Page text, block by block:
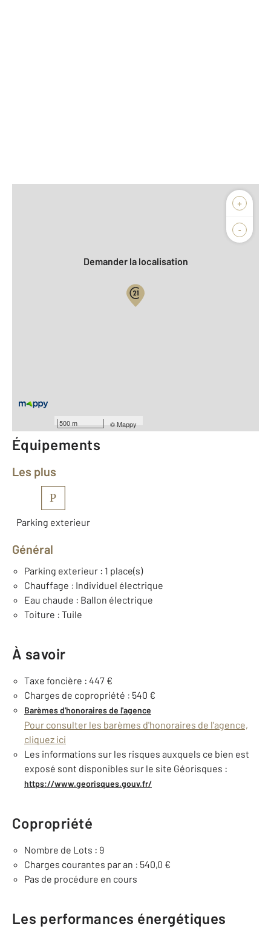
+
-
500 m ©Mappy
Biens vendus
Demander la localisation
Année construction : 1991
Équipements
Les plus
P
Parking exterieur
Général
Parking exterieur : 1 place(s)
Chauffage : Individuel électrique
Eau chaude : Ballon électrique
Toiture : Tuile
À savoir
Taxe foncière : 447 €
Charges de copropriété : 540 €
Barèmes d'honoraires de l'agence
Pour consulter les barèmes d'honoraires de l'agence,
cliquez ici
Les informations sur les risques auxquels ce bien est
exposé sont disponibles sur le site Géorisques :
https://www.georisques.gouv.fr/
Copropriété
Nombre de Lots : 9
Charges courantes par an : 540,0 €
Pas de procédure en cours
Les performances énergétiques